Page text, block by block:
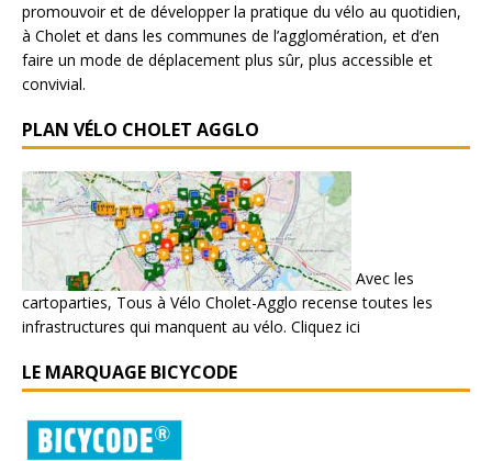
promouvoir et de développer la pratique du vélo au quotidien,
à Cholet et dans les communes de l’agglomération, et d’en
faire un mode de déplacement plus sûr, plus accessible et
convivial.
PLAN VÉLO CHOLET AGGLO
Avec les
cartoparties, Tous à Vélo Cholet-Agglo recense toutes les
infrastructures qui manquent au vélo. Cliquez ici
LE MARQUAGE BICYCODE